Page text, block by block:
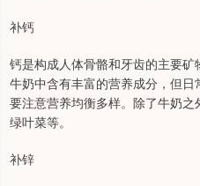
补钙
钙是构成人体骨骼和牙齿的主要
牛奶中含有丰富的营养成分，但日
要注意营养均衡多样。除了牛奶之
绿叶菜等。
补锌